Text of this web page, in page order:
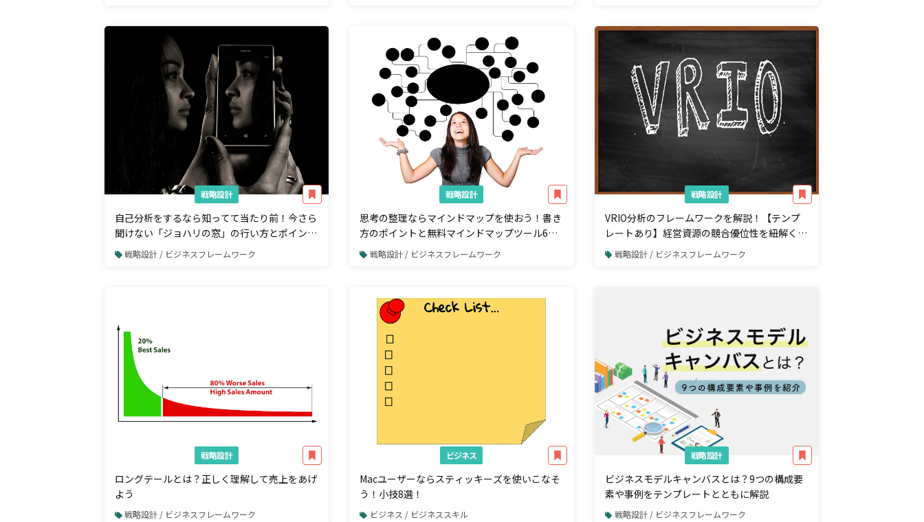
戦略設計
自己分析をするなら知ってて当たり前！今さら
聞けない「ジョハリの窓」の行い方とポイント
を解説
戦略設計 / ビジネスフレームワーク
戦略設計
思考の整理ならマインドマップを使おう！書き
方のポイントと無料マインドマップツール6選
を紹介
戦略設計 / ビジネスフレームワーク
戦略設計
VRIO分析のフレームワークを解説！【テンプ
レートあり】経営資源の競合優位性を紐解く4
要素とは？
戦略設計 / ビジネスフレームワーク
戦略設計
ロングテールとは？正しく理解して売上をあげ
よう
戦略設計 / ビジネスフレームワーク
ビジネス
Macユーザーならスティッキーズを使いこなそ
う！小技8選！
ビジネス / ビジネススキル
戦略設計
ビジネスモデルキャンバスとは？9つの構成要
素や事例をテンプレートとともに解説
戦略設計 / ビジネスフレームワーク